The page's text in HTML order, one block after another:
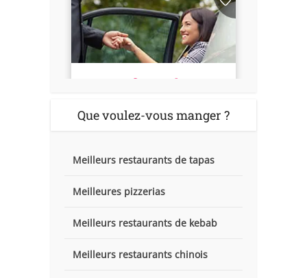
Que voulez-vous manger ?
Meilleurs restaurants de tapas
Meilleures pizzerias
Meilleurs restaurants de kebab
Meilleurs restaurants chinois